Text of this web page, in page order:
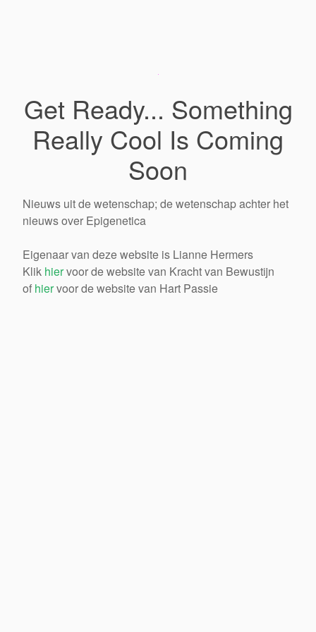
Get Ready... Something
Really Cool Is Coming
Soon
Nieuws uit de wetenschap; de wetenschap achter het
nieuws over Epigenetica
Eigenaar van deze website is Lianne Hermers
Klik hiervoor de website van Kracht van Bewustijn
of hiervoor de website van Hart Passie